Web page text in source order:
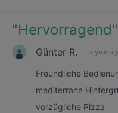
"Hervorragend"
Günter R. a year
Freundliche
mediterrane
vorzügliche Pizza